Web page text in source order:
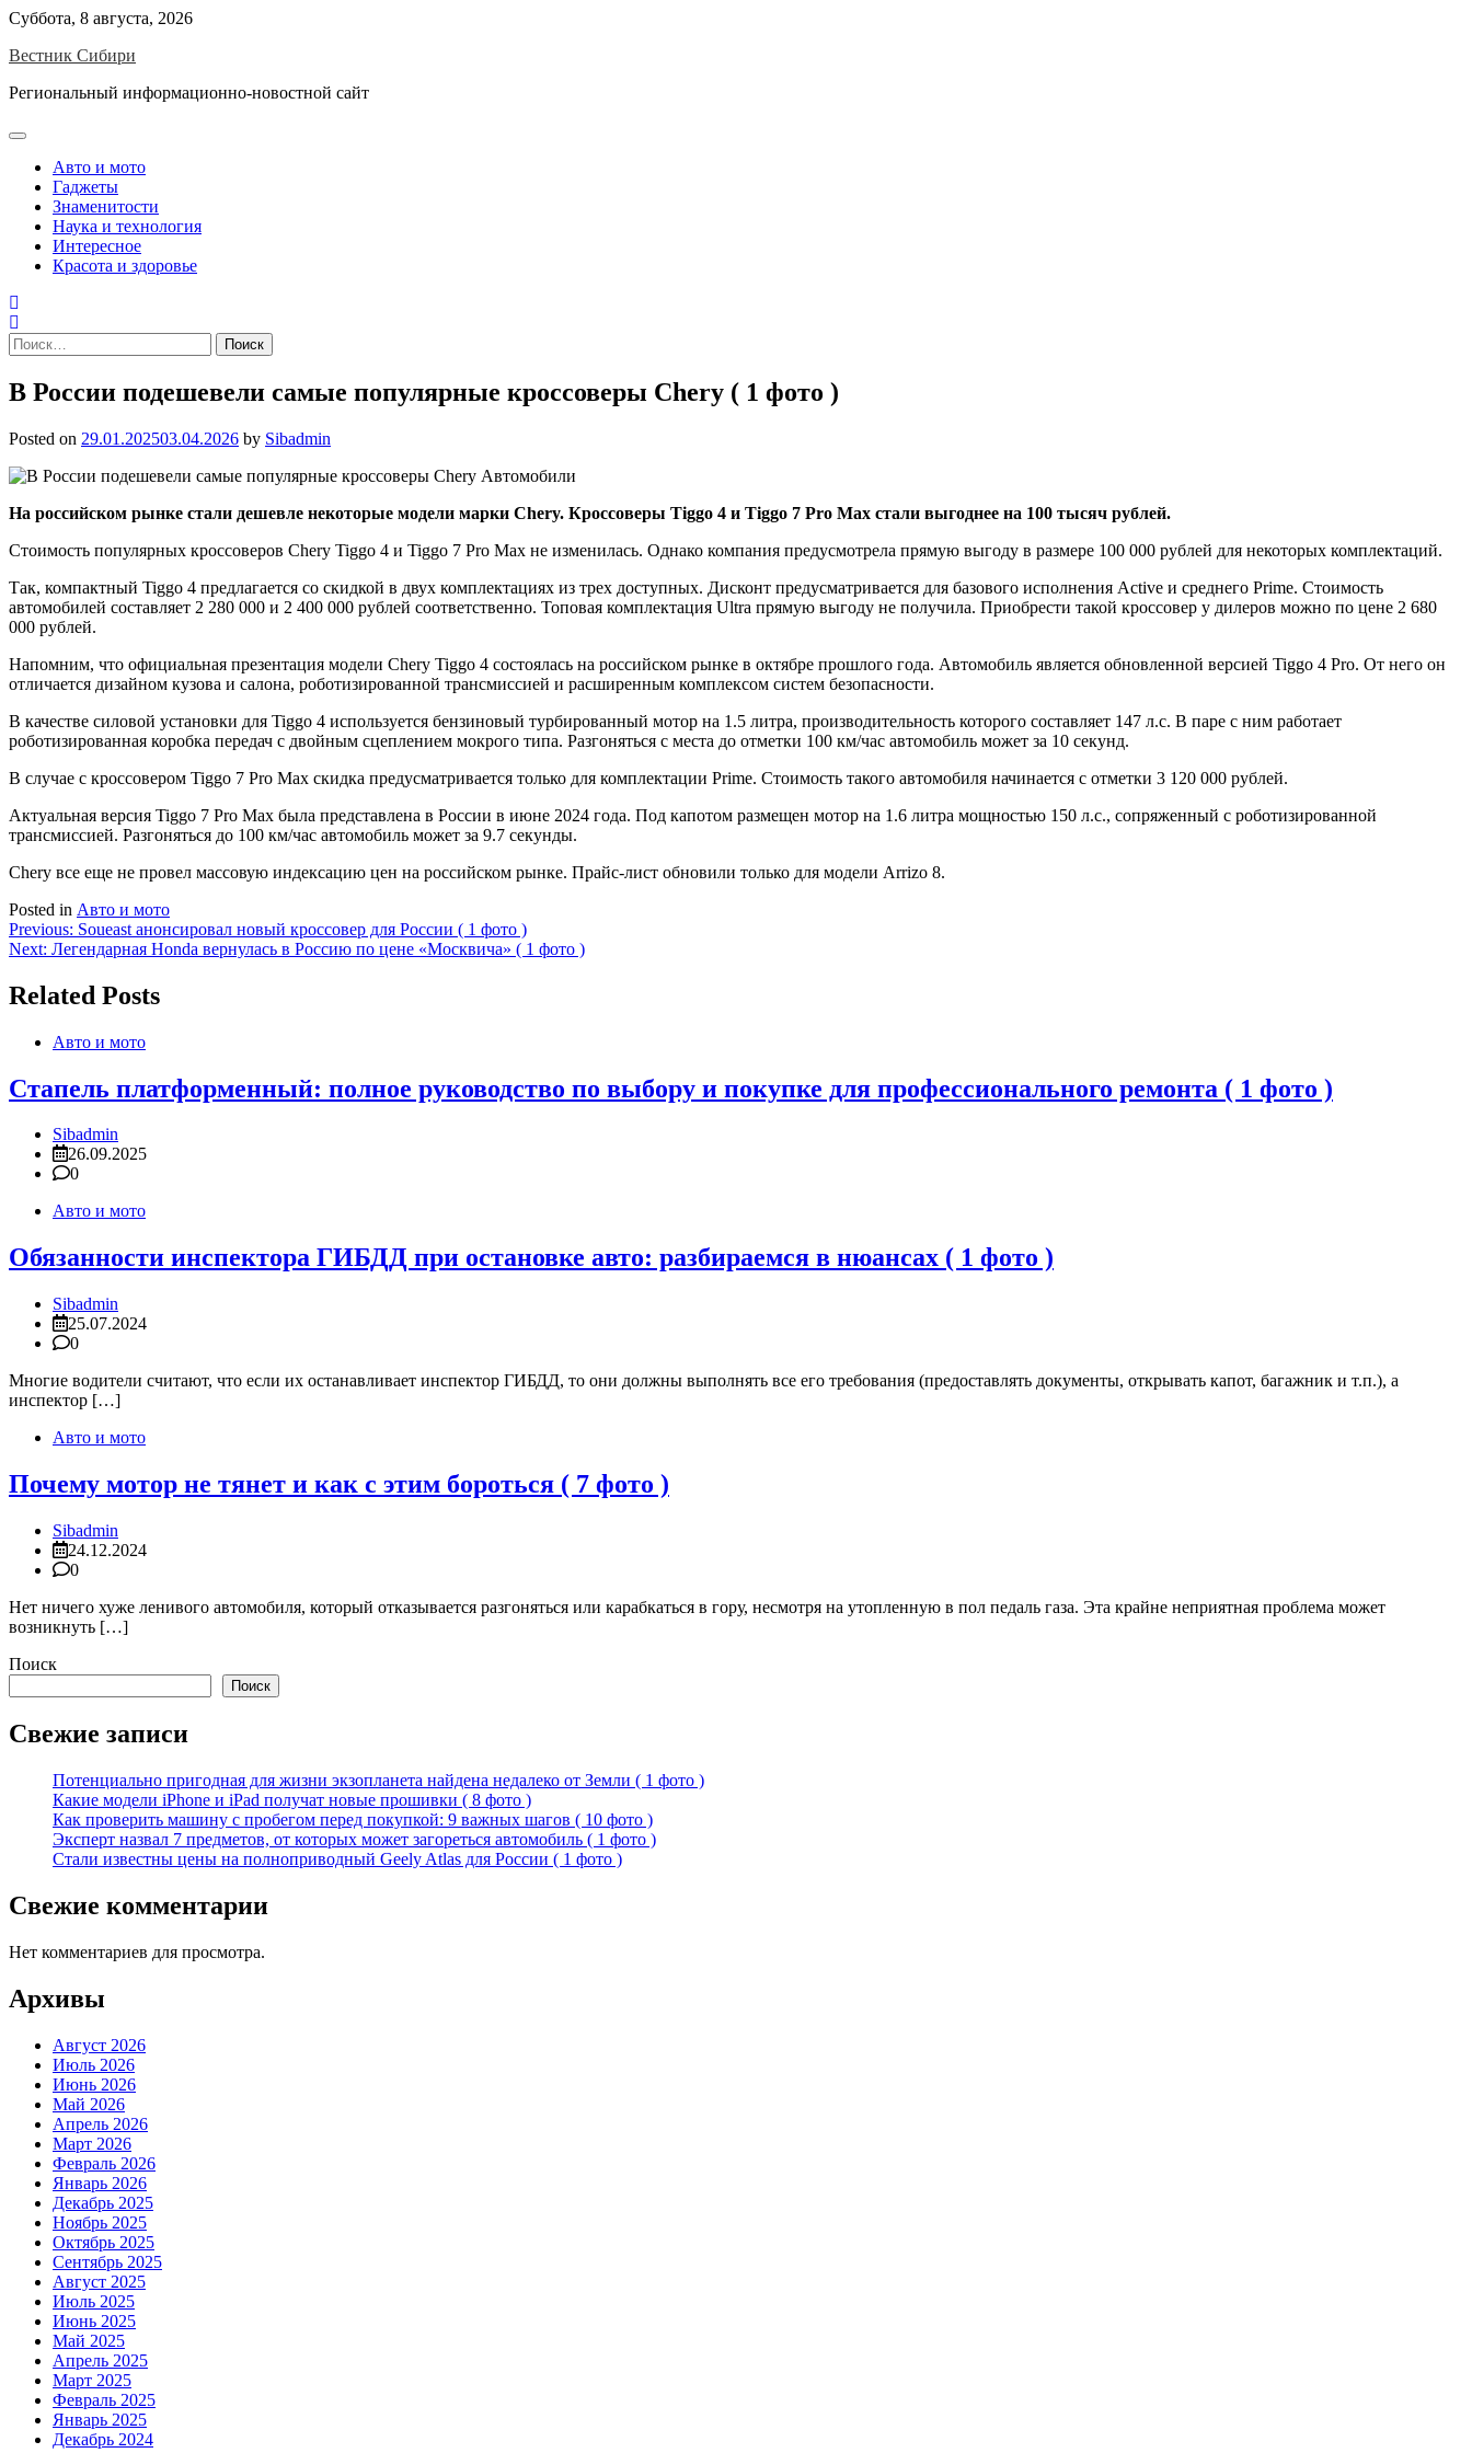
Skip
content
Суббота, 8 августа, 2026
Вестник Сибири
Региональный информационно-новостной сайт
Авто и мото
Гаджеты
Знаменитости
Наука и технология
Интересное
Красота и здоровье
Найти:
В России подешевели самые популярные кроссоверы Chery ( 1 фото )
Posted on 29.01.202503.04.2026 by Sibadmin
На российском рынке стали дешевле некоторые модели марки Chery. Кроссоверы Tiggo 4 и Tiggo 7 Pro Max стали выгоднее на 100 тысяч рублей.
Стоимость популярных кроссоверов Chery Tiggo 4 и Tiggo 7 Pro Max не изменилась. Однако компания предусмотрела прямую выгоду в размере 100 000 рублей для некоторых комплектаций.
Так, компактный Tiggo 4 предлагается со скидкой в двух комплектациях из трех доступных. Дисконт предусматривается для базового исполнения Active и среднего Prime. Стоимость
автомобилей составляет 2 280 000 и 2 400 000 рублей соответственно. Топовая комплектация Ultra прямую выгоду не получила. Приобрести такой кроссовер у дилеров можно по цене 2 680
000 рублей.
Напомним, что официальная презентация модели Chery Tiggo 4 состоялась на российском рынке в октябре прошлого года. Автомобиль является обновленной версией Tiggo 4 Pro. От него он
отличается дизайном кузова и салона, роботизированной трансмиссией и расширенным комплексом систем безопасности.
В качестве силовой установки для Tiggo 4 используется бензиновый турбированный мотор на 1.5 литра, производительность которого составляет 147 л.с. В паре с ним работает
роботизированная коробка передач с двойным сцеплением мокрого типа. Разгоняться с места до отметки 100 км/час автомобиль может за 10 секунд.
В случае с кроссовером Tiggo 7 Pro Max скидка предусматривается только для комплектации Prime. Стоимость такого автомобиля начинается с отметки 3 120 000 рублей.
Актуальная версия Tiggo 7 Pro Max была представлена в России в июне 2024 года. Под капотом размещен мотор на 1.6 литра мощностью 150 л.с., сопряженный с роботизированной
трансмиссией. Разгоняться до 100 км/час автомобиль может за 9.7 секунды.
Chery все еще не провел массовую индексацию цен на российском рынке. Прайс-лист обновили только для модели Arrizo 8.
Posted in Авто и мото
Навигация
по
записям
Previous: Soueast анонсировал новый кроссовер для России ( 1 фото )
Next: Легендарная Honda вернулась в Россию по цене «Москвича» ( 1 фото )
Related Posts
Авто и мото
Стапель платформенный: полное руководство по выбору и покупке для профессионального ремонта ( 1 фото )
Sibadmin
26.09.2025
0
Авто и мото
Обязанности инспектора ГИБДД при остановке авто: разбираемся в нюансах ( 1 фото )
Sibadmin
25.07.2024
0
Многие водители считают, что если их останавливает инспектор ГИБДД, то они должны выполнять все его требования (предоставлять документы, открывать капот, багажник и т.п.), а
инспектор […]
Авто и мото
Почему мотор не тянет и как с этим бороться ( 7 фото )
Sibadmin
24.12.2024
0
Нет ничего хуже ленивого автомобиля, который отказывается разгоняться или карабкаться в гору, несмотря на утопленную в пол педаль газа. Эта крайне неприятная проблема может
возникнуть […]
Поиск
Поиск
Свежие записи
Потенциально пригодная для жизни экзопланета найдена недалеко от Земли ( 1 фото )
Какие модели iPhone и iPad получат новые прошивки ( 8 фото )
Как проверить машину с пробегом перед покупкой: 9 важных шагов ( 10 фото )
Эксперт назвал 7 предметов, от которых может загореться автомобиль ( 1 фото )
Стали известны цены на полноприводный Geely Atlas для России ( 1 фото )
Свежие комментарии
Нет комментариев для просмотра.
Архивы
Август 2026
Июль 2026
Июнь 2026
Май 2026
Апрель 2026
Март 2026
Февраль 2026
Январь 2026
Декабрь 2025
Ноябрь 2025
Октябрь 2025
Сентябрь 2025
Август 2025
Июль 2025
Июнь 2025
Май 2025
Апрель 2025
Март 2025
Февраль 2025
Январь 2025
Декабрь 2024